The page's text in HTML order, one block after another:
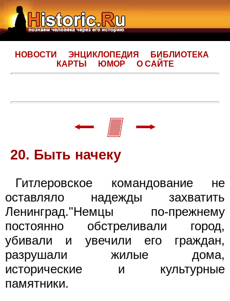
НОВОСТИ ЭНЦИКЛОПЕДИЯ
БИБЛИОТЕКА
КАРТЫ
ЮМОР О САЙТЕ
20. Быть начеку
Гитлеровское командование не
оставляло надежды захватить
Ленинград."Немцы по-прежнему
постоянно обстреливали город,
убивали и увечили его граждан,
разрушали жилые дома,
исторические и культурные
памятники.